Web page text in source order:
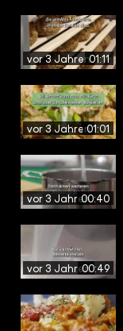
vor 3 Jahren01:11
vor 3 Jahren01:01
vor 3 Jahren00:40
vor 3 Jahren00:49